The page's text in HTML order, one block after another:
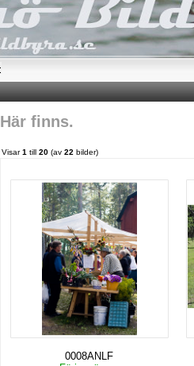
Här finns.
Visar1 till 20 (av 22 bilder)
0008ANLF